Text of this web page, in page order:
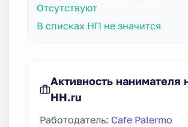
Отсутствуют
В списках НП не значится
Активность нанимателя
HH.ru
Работодатель: Cafe Palermo